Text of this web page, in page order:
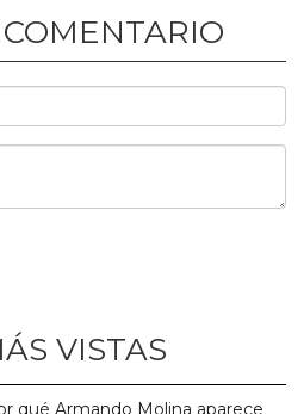
VISTAS
qué Armando Molina aparece